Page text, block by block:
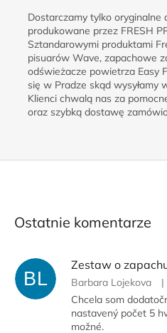
Dostarczamy tylko oryginalne
produkowane przez FRESH
Sztandarowymi produktami
pisuarów Wave, zapachowe
odświeżacze powietrza Easy
się w Pradze skąd wysyłamy
Klienci chwalą nas za
oraz szybką dostawę
Ostatnie komentarze
BL Barbara Lojekova |
Chcela som
nastavený počet 5
možné.